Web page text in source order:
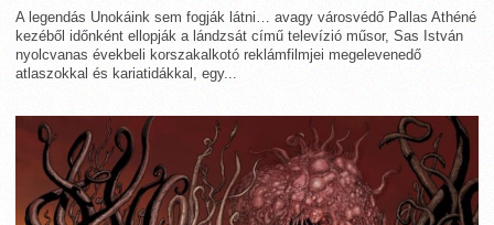
A legendás Unokáink sem fogják látni… avagy városvédő Pallas Athéné
kezéből időnként ellopják a lándzsát című televízió műsor, Sas István
nyolcvanas évekbeli korszakalkotó reklámfilmjei megelevenedő
atlaszokkal és kariatidákkal, egy...